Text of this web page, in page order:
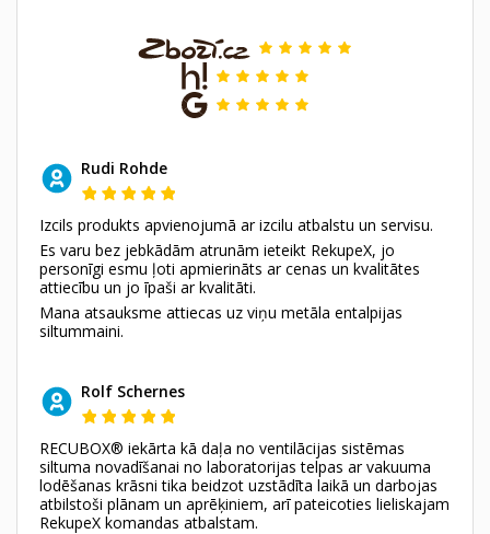
Rudi Rohde
Izcils produkts apvienojumā ar izcilu atbalstu un servisu.
Es varu bez jebkādām atrunām ieteikt RekupeX, jo
personīgi esmu ļoti apmierināts ar cenas un kvalitātes
attiecību un jo īpaši ar kvalitāti.
Mana atsauksme attiecas uz viņu metāla entalpijas
siltummaini.
Rolf Schernes
RECUBOX® iekārta kā daļa no ventilācijas sistēmas
siltuma novadīšanai no laboratorijas telpas ar vakuuma
lodēšanas krāsni tika beidzot uzstādīta laikā un darbojas
atbilstoši plānam un aprēķiniem, arī pateicoties lieliskajam
RekupeX komandas atbalstam.